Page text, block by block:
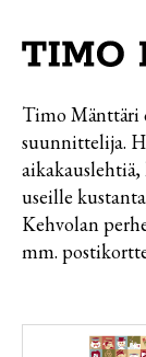
sisältöön
Timo Mänttäri
suunnittelija.
useille
Kehvolan
mm.